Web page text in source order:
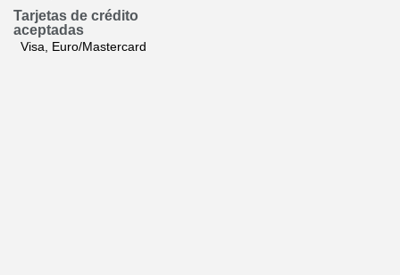
Tarjetas de crédito
aceptadas
Visa, Euro/Mastercard